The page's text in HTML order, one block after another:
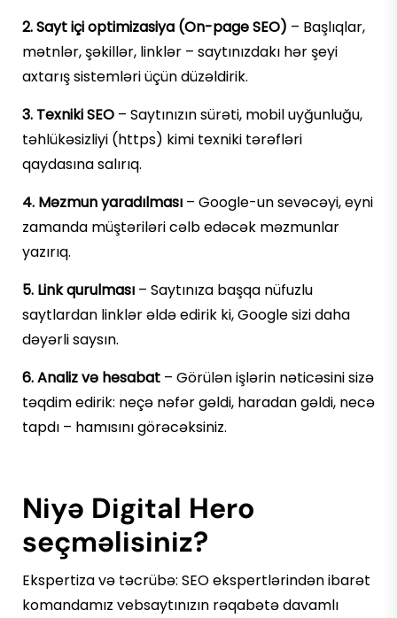
2. Sayt içi optimizasiya (On-page SEO) – Başlıqlar,
mətnlər, şəkillər, linklər – saytınızdakı hər şeyi
axtarış sistemləri üçün düzəldirik.
3. Texniki SEO – Saytınızın sürəti, mobil uyğunluğu,
təhlükəsizliyi (https) kimi texniki tərəfləri
qaydasına salırıq.
4. Məzmun yaradılması – Google-un sevəcəyi, eyni
zamanda müştəriləri cəlb edəcək məzmunlar
yazırıq.
5. Link qurulması – Saytınıza başqa nüfuzlu
saytlardan linklər əldə edirik ki, Google sizi daha
dəyərli saysın.
6. Analiz və hesabat – Görülən işlərin nəticəsini sizə
təqdim edirik: neçə nəfər gəldi, haradan gəldi, necə
tapdı – hamısını görəcəksiniz.
Niyə Digital Hero
seçməlisiniz?
Ekspertiza və təcrübə: SEO ekspertlərindən ibarət
komandamız vebsaytınızın rəqabətə davamlı